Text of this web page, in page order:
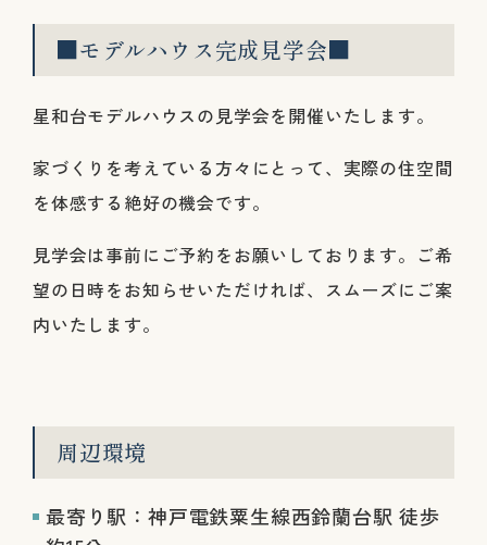
■モデルハウス完成見学会■
星和台モデルハウスの見学会を開催いたします。
家づくりを考えている方々にとって、実際の住空間
を体感する絶好の機会です。
見学会は事前にご予約をお願いしております。ご希
望の日時をお知らせいただければ、スムーズにご案
内いたします。
周辺環境
最寄り駅：神戸電鉄粟生線西鈴蘭台駅 徒歩